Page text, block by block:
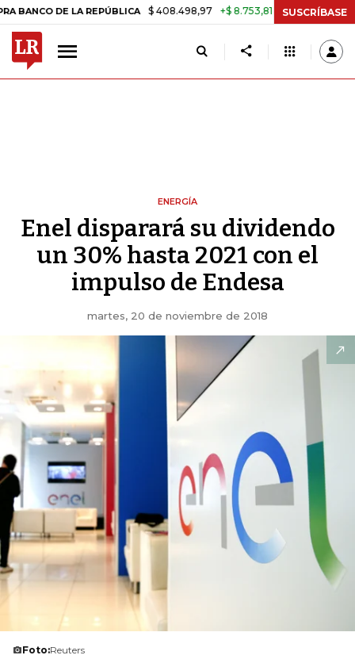
DE LA REPÚBLICA $ 408.498,97 +$ 8.753,81 +2,19% TASA DE
SUSCRÍBASE
ENERGÍA
Enel disparará su dividendo
un 30% hasta 2021 con el
impulso de Endesa
martes, 20 de noviembre de 2018
Foto:Reuters